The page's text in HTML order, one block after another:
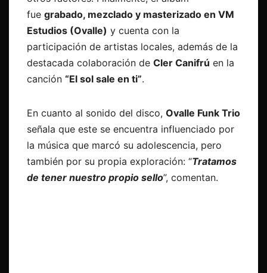
fue grabado, mezclado y masterizado en VM
Estudios (Ovalle) y cuenta con la
participación de artistas locales, además de la
destacada colaboración de Cler Canifrú en la
canción “El sol sale en ti”.
En cuanto al sonido del disco, Ovalle Funk Trio
señala que este se encuentra influenciado por
la música que marcó su adolescencia, pero
también por su propia exploración: “Tratamos
de tener nuestro propio sello”, comentan.